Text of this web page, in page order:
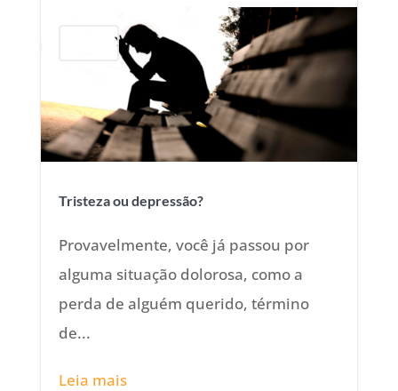
Tristeza ou depressão?
Provavelmente, você já passou por
alguma situação dolorosa, como a
perda de alguém querido, término
de...
Leia mais